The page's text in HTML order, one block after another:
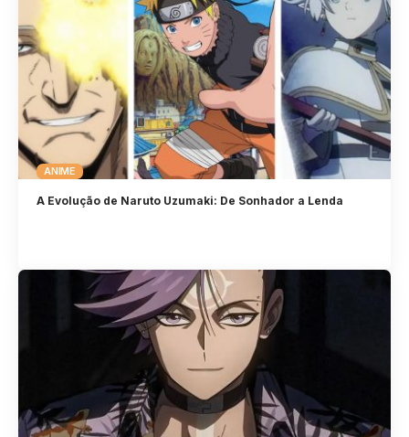
ANIME
A Evolução de Naruto Uzumaki: De Sonhador a Lenda